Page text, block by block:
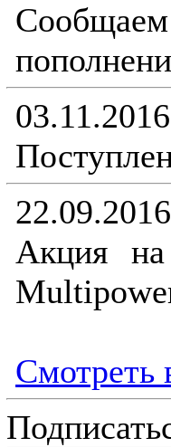
03.11.2016
22.09.2016
Акция
Смотреть